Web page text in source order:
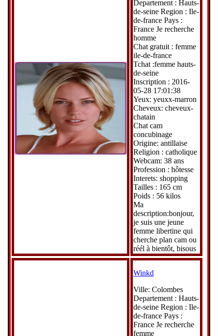
Departement : Hauts-
de-seine Region : Ile-
de-france Pays :
France Je recherche
homme
Chat gratuit : femme
ile-de-france
Tchat :femme hauts-
de-seine
Inscription : 2016-
05-28 17:01:38
Yeux: yeuxx-marron
Cheveux: cheveux-
chatain
Chat cam
concubinage
Origine: antillaise
Religion : catholique
Webcam: 38 ans
Profession : hôtesse
Interets: shopping
Tailles : 165 cm
Poids : 56 kilos
Ma
description:bonjour,
je suis une jeune
femme libertine qui
cherche plan cam ou
réél à bientôt, bisous
Winkd
Ville: Colombes
Departement : Hauts-
de-seine Region : Ile-
de-france Pays :
France Je recherche
femme